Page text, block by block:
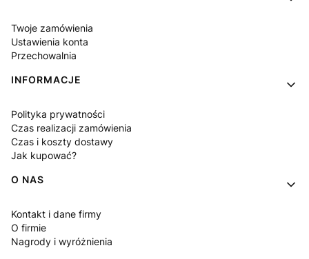
Twoje zamówienia
Ustawienia konta
Przechowalnia
INFORMACJE
Polityka prywatności
Czas realizacji zamówienia
Czas i koszty dostawy
Jak kupować?
O NAS
Kontakt i dane firmy
O firmie
Nagrody i wyróżnienia